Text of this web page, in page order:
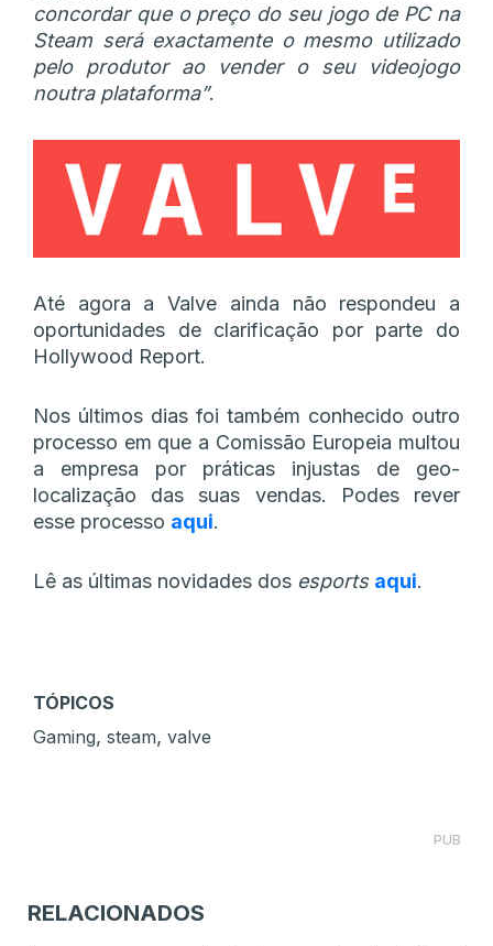
concordar que o preço do seu jogo de PC na
Steam será exactamente o mesmo utilizado
pelo produtor ao vender o seu videojogo
noutra plataforma”.
Até agora a Valve ainda não respondeu a
oportunidades de clarificação por parte do
Hollywood Report.
Nos últimos dias foi também conhecido outro
processo em que a Comissão Europeia multou
a empresa por práticas injustas de geo-
localização das suas vendas. Podes rever
esse processo aqui.
Lê as últimas novidades dos esports aqui.
TÓPICOS
Gaming, steam, valve
PUB
RELACIONADOS